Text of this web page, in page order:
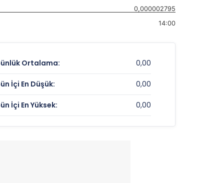
14:00
0,000002795
Ortalama: 0,00
İçi En Düşük: 0,00
İçi En Yüksek: 0,00